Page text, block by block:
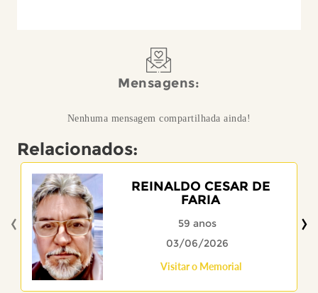
Mensagens:
Nenhuma mensagem compartilhada ainda!
Relacionados:
REINALDO CESAR DE
FARIA
59 anos
03/06/2026
Visitar o Memorial
‹ ›